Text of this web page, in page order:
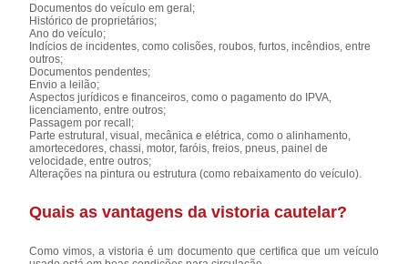
Documentos do veículo em geral;
Histórico de proprietários;
Ano do veículo;
Indícios de incidentes, como colisões, roubos, furtos, incêndios, entre
outros;
Documentos pendentes;
Envio a leilão;
Aspectos jurídicos e financeiros, como o pagamento do IPVA,
licenciamento, entre outros;
Passagem por recall;
Parte estrutural, visual, mecânica e elétrica, como o alinhamento,
amortecedores, chassi, motor, faróis, freios, pneus, painel de
velocidade, entre outros;
Alterações na pintura ou estrutura (como rebaixamento do veículo).
Quais as vantagens da vistoria cautelar?
Como vimos, a vistoria é um documento que certifica que um veículo